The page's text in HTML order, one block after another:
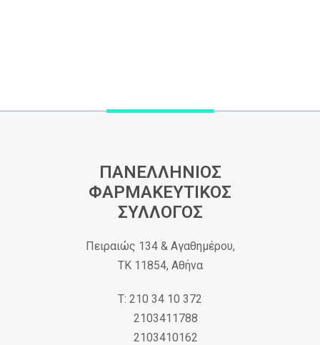
ΠΑΝΕΛΛΗΝΙΟΣ
ΦΑΡΜΑΚΕΥΤΙΚΟΣ
ΣΥΛΛΟΓΟΣ
Πειραιώς 134 & Αγαθημέρου,
ΤΚ 11854, Αθήνα
Τ: 210 34 10 372
2103411788
2103410162